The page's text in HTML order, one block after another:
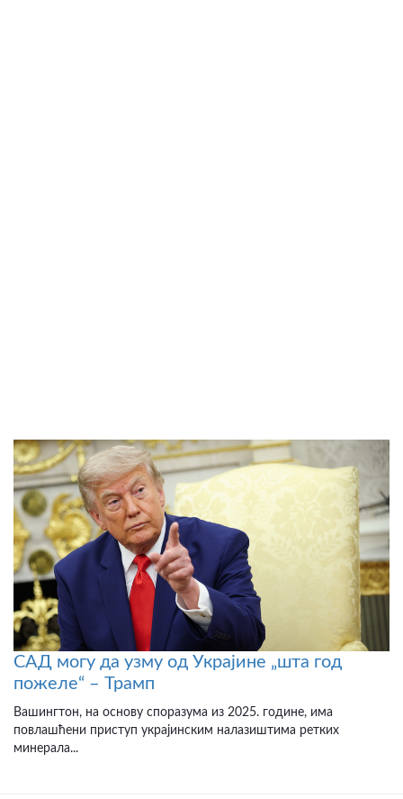
САД могу да узму од Украјине „шта год
пожеле“ – Трамп
Вашингтон, на основу споразума из 2025. године, има
повлашћени приступ украјинским налазиштима ретких
минерала...